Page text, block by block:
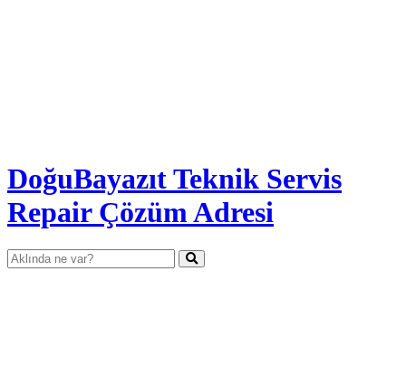
DoğuBayazıt Teknik Servis
Repair Çözüm Adresi